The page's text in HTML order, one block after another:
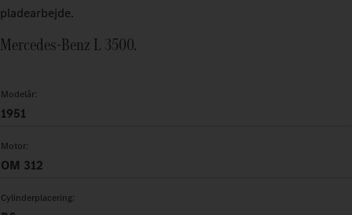
pladearbejde.
Mercedes‑Benz L 3500.
Modelår:
1951
Motor:
OM 312
Cylinderplacering: